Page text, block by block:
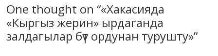
One thought on “«Хакасияда
«Кыргыз жерин» ырдаганда
залдагылар бүт ордунан турушту»”